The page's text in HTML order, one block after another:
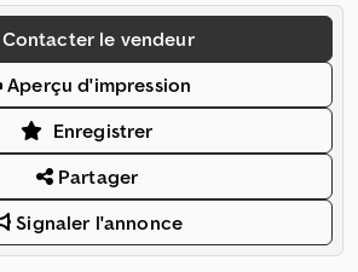
Contacter le vendeur
Aperçu d'impression
Enregistrer
Partager
Signaler l'annonce